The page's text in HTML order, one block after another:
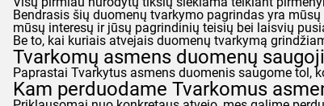
Bendrasis šių duomenų tvarkymo pagrindas yra
mūsų interesų ir jūsų pagrindinių teisių bei laisvių
Be to, kai kuriais atvejais duomenų tvarkymą
Tvarkomų asmens duomenų
Paprastai Tvarkytus asmens duomenis saugome tol,
Kam perduodame Tvarkomus